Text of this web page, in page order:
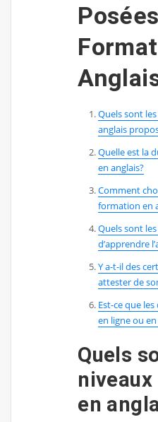
Quels sont
anglais
Quelle est la
en anglais?
Comment
formation en
Quels sont
d’apprendre
Y a-t-il des
attester de
Est-ce que
en ligne ou
Quels
en